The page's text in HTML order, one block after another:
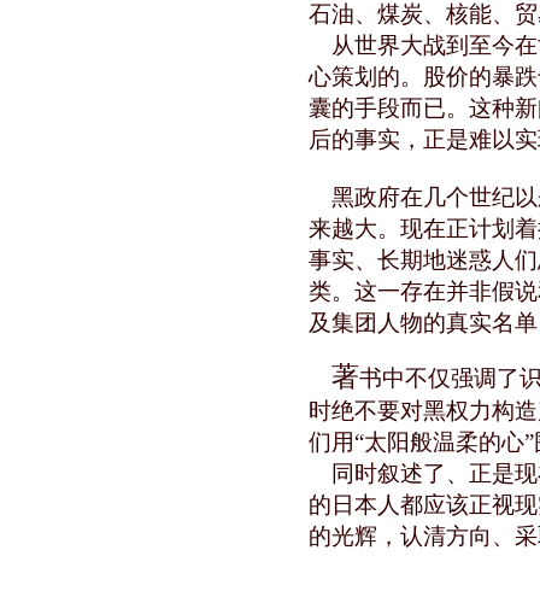
石油、煤炭、核能、
从世界大战到至今
心策划的。股价的暴
囊的手段而已。这种
后的事实，正是难以
黑政府在几个世纪
来越大。现在正计划
事实、长期地迷惑人
类。这一存在并非假
及集团人物的真实名
著书中不仅强调了
时绝不要对黑权力构
们用“太阳般温柔的心
同时叙述了、正是
的日本人都应该正视
的光辉，认清方向、